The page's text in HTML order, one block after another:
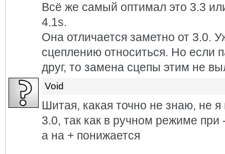
Всё же самый оптимал это 3.3
4.1s.
Она отличается заметно от 3.0.
сцеплению относиться. Но если
друг, то замена сцепы этим не
Void
Шитая, какая точно не знаю, не
3.0, так как в ручном режиме при
а на + понижается